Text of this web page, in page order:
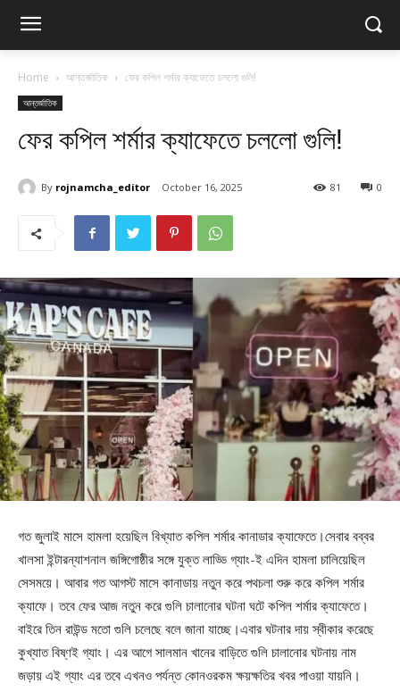
Home আন্তর্জাতিক ফের কপিল শর্মার ক্যাফেতে চললো গুলি!
আন্তর্জাতিক
ফের কপিল শর্মার ক্যাফেতে চললো গুলি!
By rojnamcha_editor October 16, 2025 0
81
গত জুলাই মাসে হামলা হয়েছিল বিখ্যাত কপিল শর্মার কানাডার ক্যাফেতে।সেবার বব্বর
খালসা ইন্টারন্যাশনাল জঙ্গিগোষ্ঠীর সঙ্গে যুক্ত লাড্ডি গ্যাং-ই এদিন হামলা চালিয়েছিল
সেসময়ে। আবার গত আগস্ট মাসে কানাডায় নতুন করে পথচলা শুরু করে কপিল শর্মার
ক্যাফে। তবে ফের আজ নতুন করে গুলি চালানোর ঘটনা ঘটে কপিল শর্মার ক্যাফেতে।
বাইরে তিন রাউন্ড মতো গুলি চলেছে বলে জানা যাচ্ছে।এবার ঘটনার দায় স্বীকার করেছে
কুখ্যাত বিষ্ণই গ্যাং। এর আগে সালমান খানের বাড়িতে গুলি চালানোর ঘটনায় নাম
জড়ায় এই গ্যাং এর তবে এখনও পর্যন্ত কোনওরকম ক্ষয়ক্ষতির খবর পাওয়া যায়নি।